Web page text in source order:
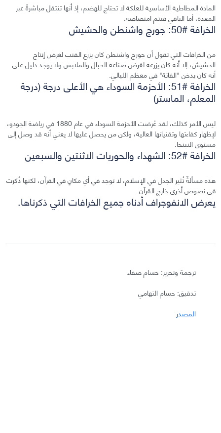
المادة المطاطية الأساسية للعلكة لا تحتاج للهضم، إذ أنها تنتقل مباشرةً عبر
المعدة، أما الباقي فيتم امتصاصه.
الخرافة #50: جورج واشنطن والحشيش
من الخرافات التي تقول أن جورج واشنطن كان يزرع القنب لغرض إنتاج
الحشيش، إلا أنه كان يزرعه لغرض صناعة الحبال والملابس ولا يوجد دليل على
أنه كان يدخن "الفاتة" في معظم الليالي.
الخرافة #51: الأحزمة السوداء هي الأعلى درجة (درجة
المعلم، الماستر)
ليس الأمر كذلك، لقد عُرضت الأحزمة السوداء في عام 1880 في رياضة الجودو،
لإظهار كفاءتها وتقنياتها العالية، ولكن من يحصل عليها لا يعني أنه قد وصل إلى
مستوى النينجا.
الخرافة #52: الشهداء والحوريات الاثنتين والسبعين
هذه مسألةٌ تُثير الجدل في الإسلام، لا توجد في أي مكانٍ في القرآن، لكنها ذُكرت
في نصوص أخرى خارج القرآن.
يعرض الانفوجراف أدناه جميع الخرافات التي ذكرناها.
ترجمة وتحرير: حسام صفاء
تدقيق: حسام التهامي
المصدر